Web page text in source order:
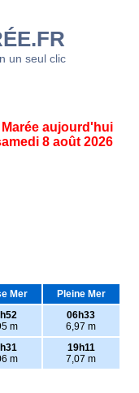
un seul clic
Marée aujourd'hui
8 août 2026
Mer Pleine Mer
m
06h33
6,97 m
m
19h11
7,07 m